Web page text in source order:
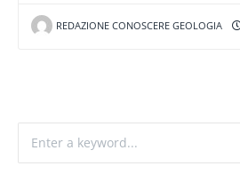
REDAZIONE CONOSCERE GEOLOGIA